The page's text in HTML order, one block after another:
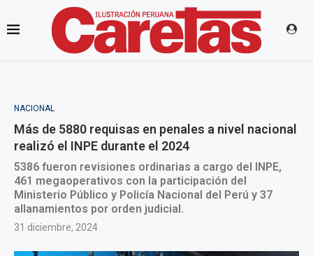
NACIONAL
Más de 5880 requisas en penales a nivel nacional
realizó el INPE durante el 2024
5386 fueron revisiones ordinarias a cargo del INPE,
461 megaoperativos con la participación del
Ministerio Público y Policía Nacional del Perú y 37
allanamientos por orden judicial.
31 diciembre, 2024